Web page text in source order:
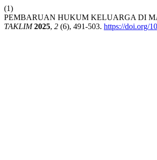
(1)
PEMBARUAN HUKUM KELUARGA DI
TAKLIM 2025, 2 (6), 491-503. https://doi.org/